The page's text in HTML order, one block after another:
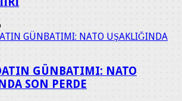
GÜNBATIMI: NATO
SON PERDE